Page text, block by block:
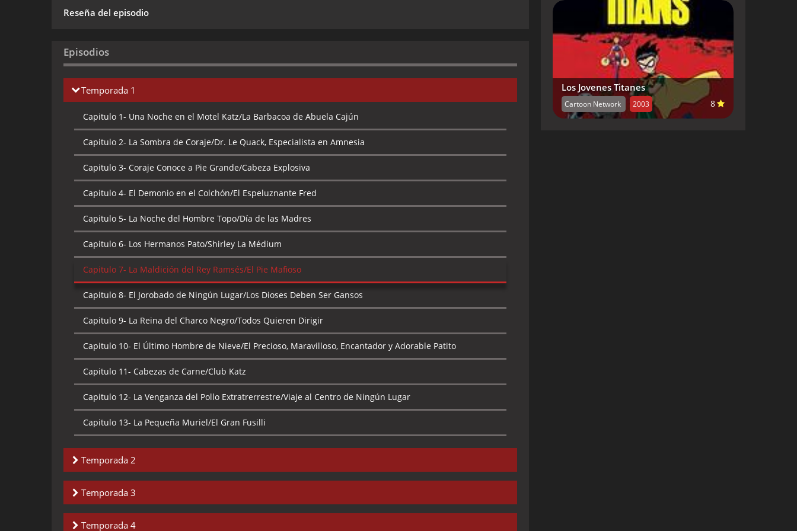
Reseña del episodio
Episodios
Temporada 1
Capitulo 1- Una Noche en el Motel Katz/La Barbacoa de Abuela Cajún
Capitulo 2- La Sombra de Coraje/Dr. Le Quack, Especialista en Amnesia
Capitulo 3- Coraje Conoce a Pie Grande/Cabeza Explosiva
Capitulo 4- El Demonio en el Colchón/El Espeluznante Fred
Capitulo 5- La Noche del Hombre Topo/Día de las Madres
Capitulo 6- Los Hermanos Pato/Shirley La Médium
Capitulo 7- La Maldición del Rey Ramsés/El Pie Mafioso
Capitulo 8- El Jorobado de Ningún Lugar/Los Dioses Deben Ser Gansos
Capitulo 9- La Reina del Charco Negro/Todos Quieren Dirigir
Capitulo 10- El Último Hombre de Nieve/El Precioso, Maravilloso, Encantador y Adorable Patito
Capitulo 11- Cabezas de Carne/Club Katz
Capitulo 12- La Venganza del Pollo Extratrerrestre/Viaje al Centro de Ningún Lugar
Capitulo 13- La Pequeña Muriel/El Gran Fusilli
Temporada 2
Capitulo 1-
Capitulo 2-La Maldición de Shirley/Coraje en la Gran Ciudad Apestosa
Temporada 3
Capitulo 1-
Temporada 4
Los Jovenes Titanes
Cartoon Network 2003 8